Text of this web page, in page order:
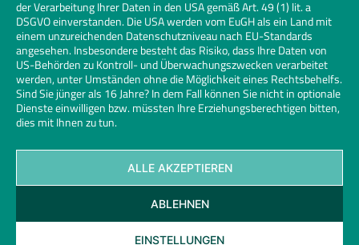
der Verarbeitung Ihrer Daten in den USA gemäß Art. 49 (1) lit. a
DSGVO einverstanden. Die USA werden vom EuGH als ein Land mit
einem unzureichenden Datenschutzniveau nach EU-Standards
angesehen. Insbesondere besteht das Risiko, dass Ihre Daten von
US-Behörden zu Kontroll- und Überwachungszwecken verarbeitet
werden, unter Umständen ohne die Möglichkeit eines Rechtsbehelfs.
Sind Sie jünger als 16 Jahre? In dem Fall können Sie nicht in optionale
Dienste einwilligen bzw. müssten Ihre Erziehungsberechtigen bitten,
dies mit Ihnen zu tun.
ALLE AKZEPTIEREN
ABLEHNEN
EINSTELLUNGEN
Kontakt Datenschutz Impressum
Cookies
Glaserhandwerk | Links
© 2026 Bundesinnungsverband des Glaserhandwerks | Design und